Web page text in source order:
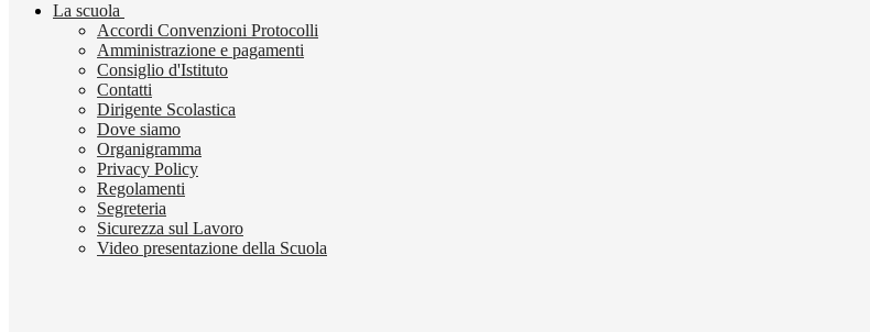
La scuola
Accordi Convenzioni Protocolli
Amministrazione e pagamenti
Consiglio d'Istituto
Contatti
Dirigente Scolastica
Dove siamo
Organigramma
Privacy Policy
Regolamenti
Segreteria
Sicurezza sul Lavoro
Video presentazione della Scuola